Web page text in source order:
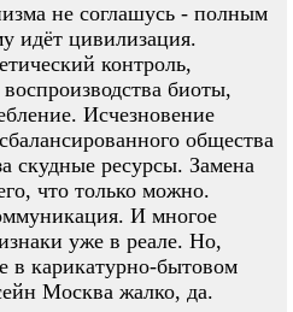
не соглашусь - полным
идёт цивилизация.
контроль,
биоты,
Исчезновение
общества
скудные ресурсы. Замена
что только можно.
И многое
уже в реале. Но,
в карикатурно-бытовом
Москва жалко, да.